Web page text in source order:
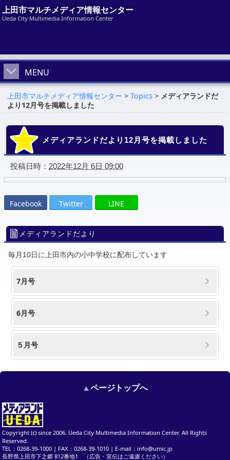
上田市マルチメディア情報センター
Ueda City Multimedia Information Center
MENU
上田市マルチメディア情報センター > Topics > メディアランドだ
より12月号を掲載しました
メディアランドだより12月号を掲載しました
投稿日時： 2022年12月 6日 09:00
Facebook Twitter LINE
メディアランドだより
毎月10日に上田市内の小中学校に配布しています
7月号
6月号
５月号
ページトップへ
Copyright (c) since 2006. Ueda City Multimedia Information Center. All Rights
Reserved.
TEL：0268-39-1000 | FAX：0268-39-1010 | E-mail：info@umic.jp
長野県上田市下之郷 812番地1 （広告・宣伝はご遠慮ください）